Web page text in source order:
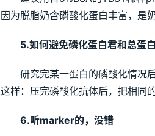
因为脱脂奶含磷酸化蛋白丰富，是
5.如何避免磷化蛋白君和总蛋
研究完某一蛋白的磷酸化情况
这样：压完磷酸化抗体后，把相同
6.听marker的，没错